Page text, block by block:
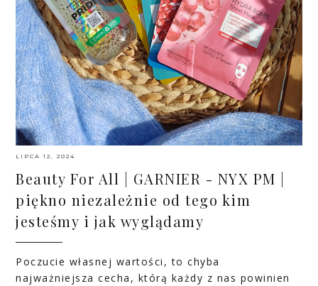
LIPCA 12, 2024
Beauty For All | GARNIER - NYX PM |
piękno niezależnie od tego kim
jesteśmy i jak wyglądamy
Poczucie własnej wartości, to chyba
najważniejsza cecha, którą każdy z nas powinien